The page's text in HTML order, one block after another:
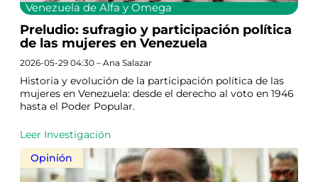
Venezuela de Alfa y Omega
Preludio: sufragio y participación política
de las mujeres en Venezuela
2026-05-29 04:30 – Ana Salazar
Historia y evolución de la participación política de las
mujeres en Venezuela: desde el derecho al voto en 1946
hasta el Poder Popular.
Leer Investigación
Opinión